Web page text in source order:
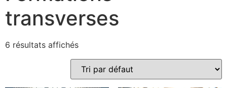
transverses
6 résultats affichés